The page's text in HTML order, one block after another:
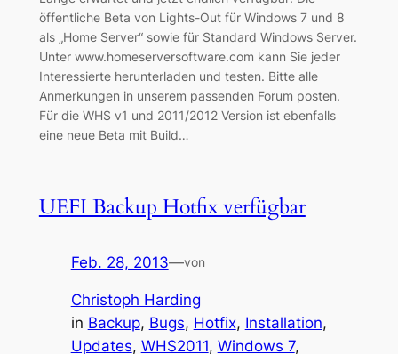
öffentliche Beta von Lights-Out für Windows 7 und 8
als „Home Server“ sowie für Standard Windows Server.
Unter www.homeserversoftware.com kann Sie jeder
Interessierte herunterladen und testen. Bitte alle
Anmerkungen in unserem passenden Forum posten.
Für die WHS v1 und 2011/2012 Version ist ebenfalls
eine neue Beta mit Build…
UEFI Backup Hotfix verfügbar
Feb. 28, 2013—von
Christoph Harding
in Backup, Bugs, Hotfix, Installation
Updates, WHS2011, Windows 7